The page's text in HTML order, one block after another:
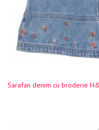
Sarafan denim cu broderie